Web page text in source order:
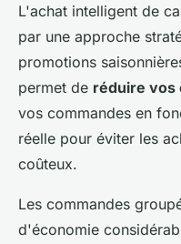
L'achat intelligent de
par une approche
promotions
permet de réduire vos
vos commandes en
réelle pour éviter les
coûteux.
Les commandes
d'économie